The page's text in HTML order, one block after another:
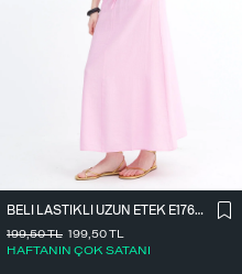
BELI LASTIKLI UZUN ETEK E17627
199,50TL
HAFTANIN ÇOK SATANI
199,50TL